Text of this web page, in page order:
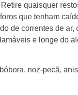
quaisquer
que tenham
de correntes de ar,
e longe do
noz-pecã,